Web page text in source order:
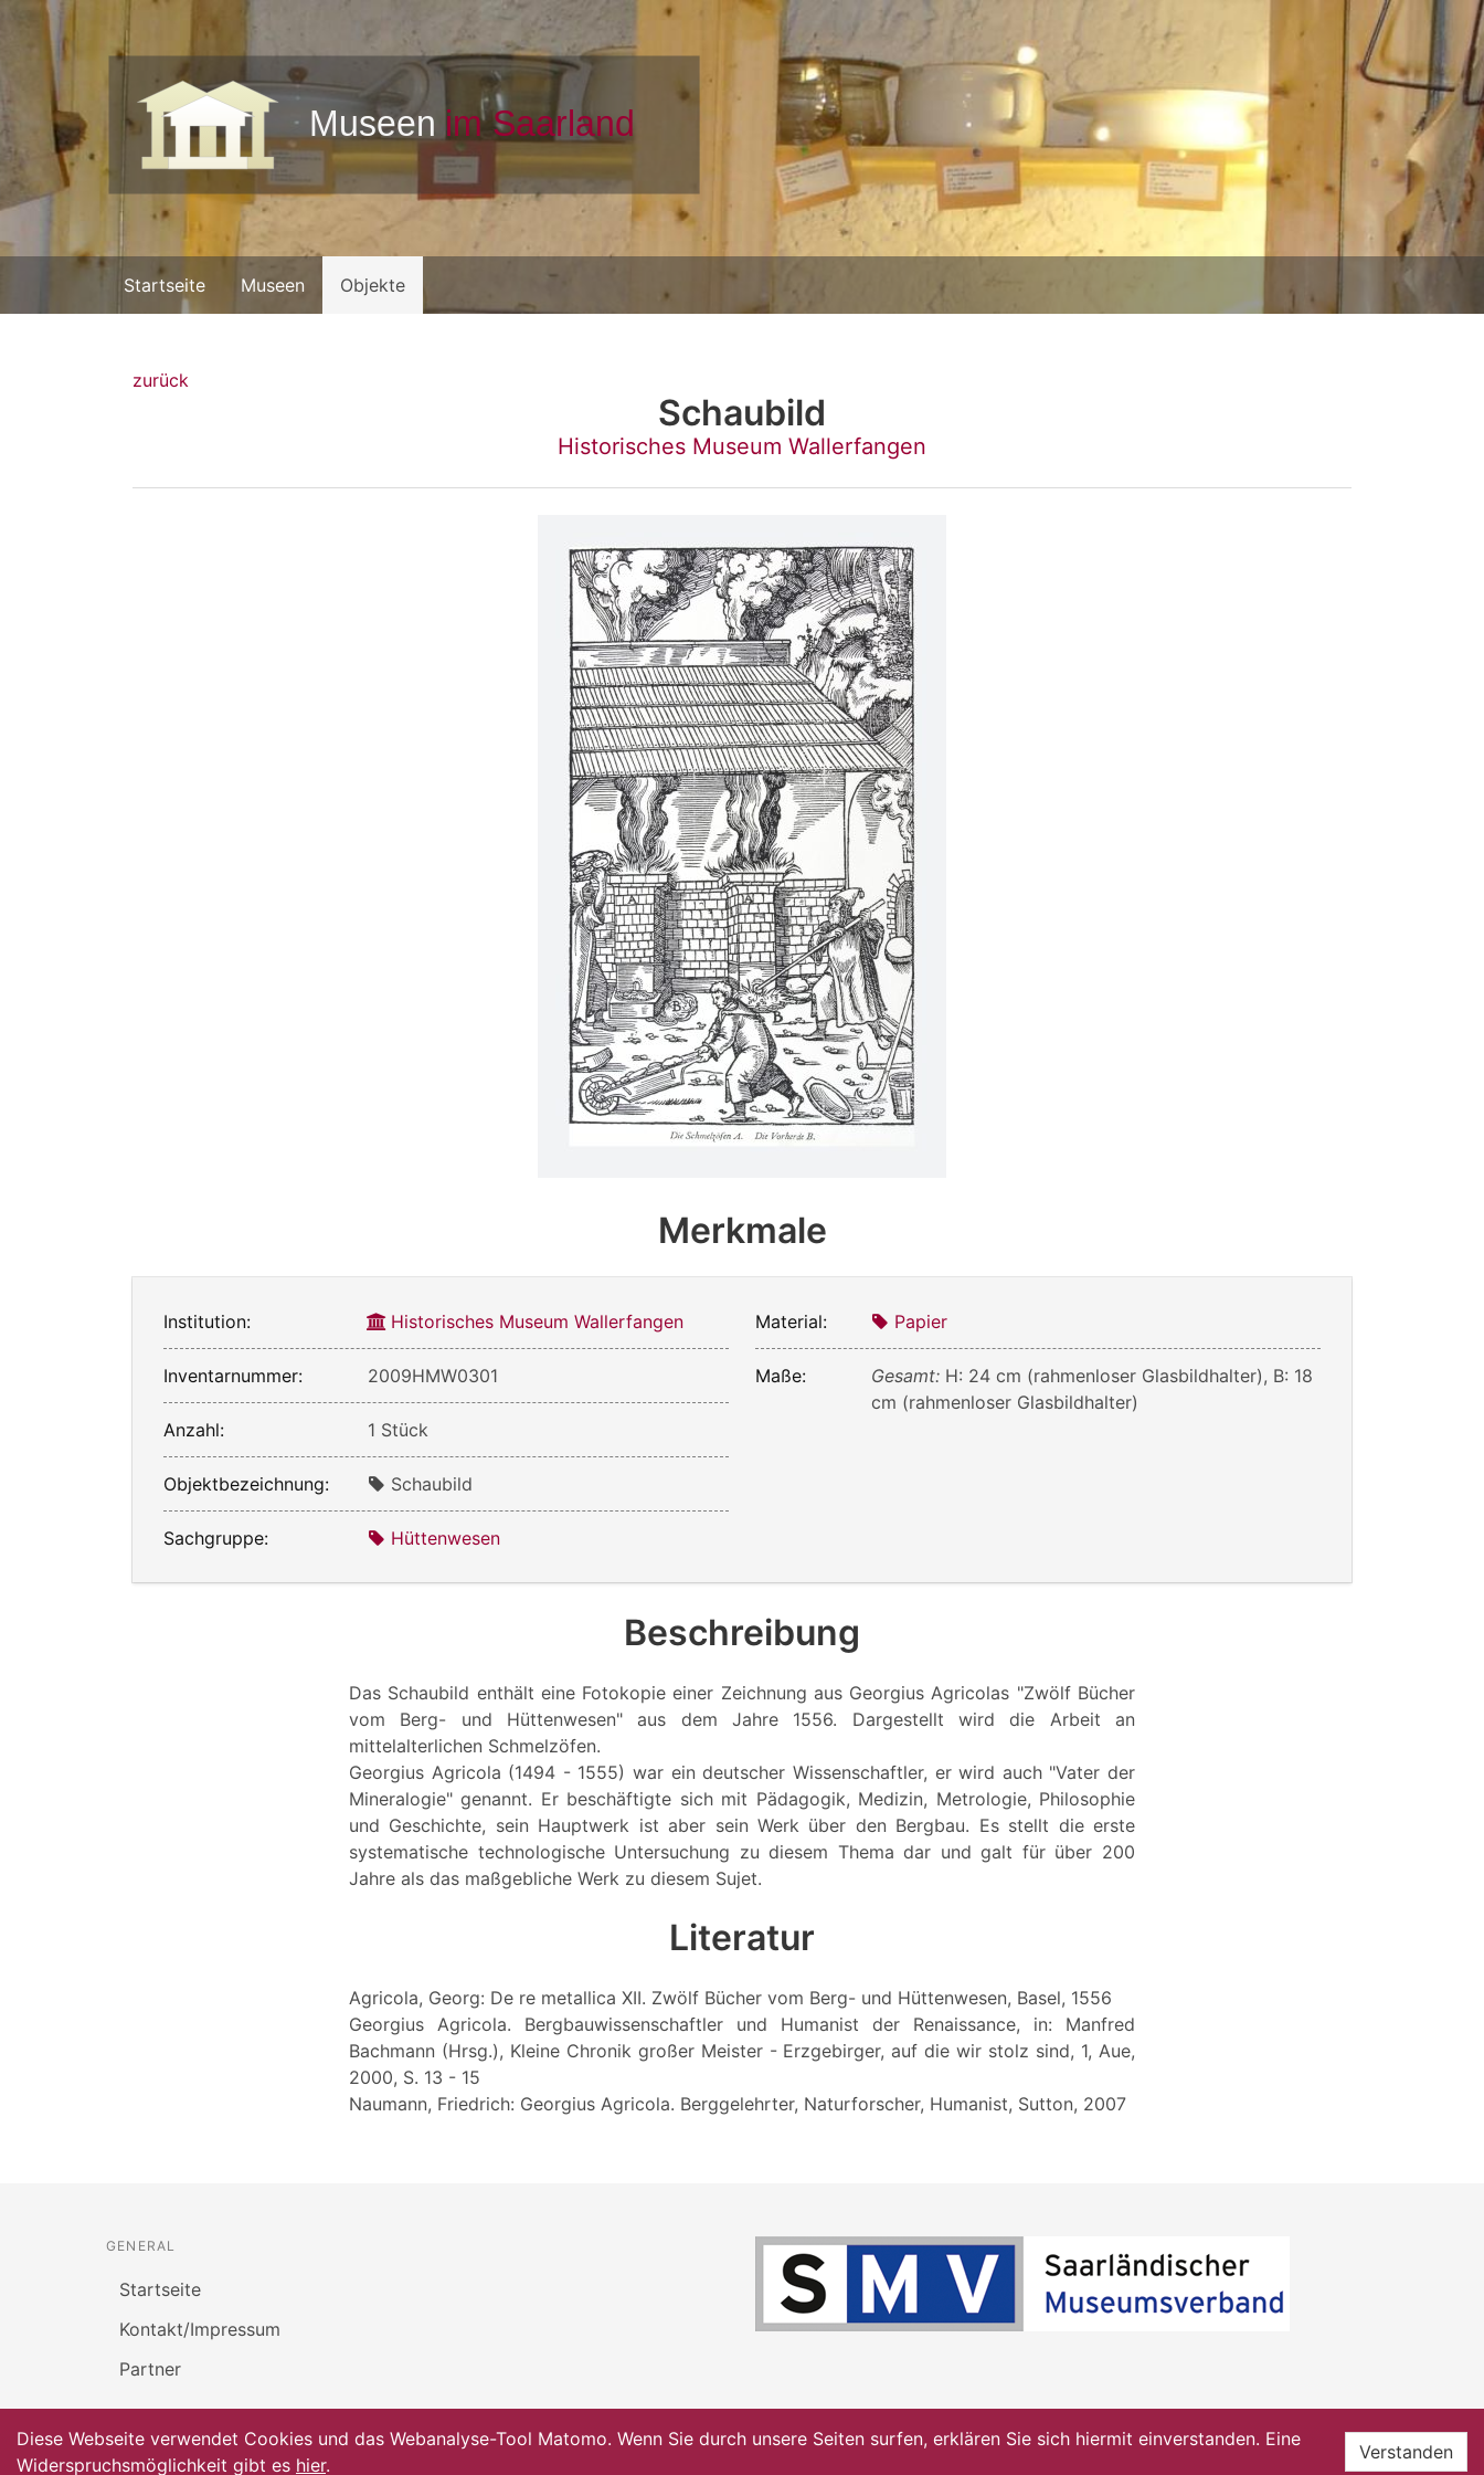
Startseite Museen Objekte
zurück
Schaubild
Historisches Museum Wallerfangen
Merkmale
Institution: Historisches Museum Wallerfangen
Inventarnummer: 2009HMW0301
Anzahl: 1 Stück
Objektbezeichnung: Schaubild
Sachgruppe: Hüttenwesen
Material: Papier
Maße: Gesamt: H: 24 cm (rahmenloser Glasbildhalter), B: 18
cm (rahmenloser Glasbildhalter)
Beschreibung
Das Schaubild enthält eine Fotokopie einer Zeichnung aus Georgius Agricolas "Zwölf Bücher
vom Berg- und Hüttenwesen" aus dem Jahre 1556. Dargestellt wird die Arbeit an
mittelalterlichen Schmelzöfen.
Georgius Agricola (1494 - 1555) war ein deutscher Wissenschaftler, er wird auch "Vater der
Mineralogie" genannt. Er beschäftigte sich mit Pädagogik, Medizin, Metrologie, Philosophie
und Geschichte, sein Hauptwerk ist aber sein Werk über den Bergbau. Es stellt die erste
systematische technologische Untersuchung zu diesem Thema dar und galt für über 200
Jahre als das maßgebliche Werk zu diesem Sujet.
Literatur
Agricola, Georg: De re metallica XII. Zwölf Bücher vom Berg- und Hüttenwesen, Basel, 1556
Georgius Agricola. Bergbauwissenschaftler und Humanist der Renaissance, in: Manfred
Bachmann (Hrsg.), Kleine Chronik großer Meister - Erzgebirger, auf die wir stolz sind, 1, Aue,
2000, S. 13 - 15
Naumann, Friedrich: Georgius Agricola. Berggelehrter, Naturforscher, Humanist, Sutton, 2007
GENERAL
Startseite
Kontakt/Impressum
Partner
Diese Webseite verwendet Cookies und das Webanalyse-Tool Matomo. Wenn Sie durch unsere Seiten surfen, erklären Sie sich hiermit einverstanden. Eine
Widerspruchsmöglichkeit gibt es hier.
Verstanden